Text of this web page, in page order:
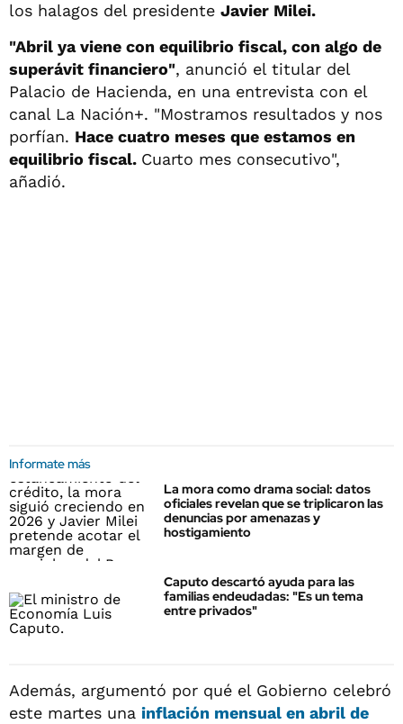
los halagos del presidente Javier Milei.
"Abril ya viene con equilibrio fiscal, con algo de
superávit financiero", anunció el titular del
Palacio de Hacienda, en una entrevista con el
canal La Nación+. "Mostramos resultados y nos
porfían. Hace cuatro meses que estamos en
equilibrio fiscal. Cuarto mes consecutivo",
añadió.
Informate más
La mora como drama social: datos
oficiales revelan que se triplicaron las
denuncias por amenazas y
hostigamiento
Caputo descartó ayuda para las
familias endeudadas: "Es un tema
entre privados"
Además, argumentó por qué el Gobierno celebró
este martes una inflación mensual en abril de